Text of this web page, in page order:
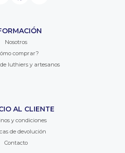
Nosotros
comprar?
luthiers y artesanos
AL CLIENTE
y condiciones
de devolución
Contacto